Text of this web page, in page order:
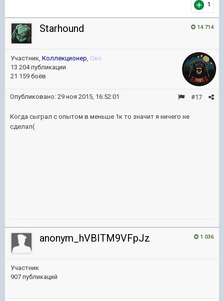
1
14 714
Starhound
Участник, Коллекционер, Око
13 204 публикации
21 159 боёв
#17
Опубликовано: 29 ноя 2015, 16:52:01
Когда сыграл с опытом в меньше 1к то значит я ничего не
сделал(
1 036
anonym_hVBITM9VFpJz
Участник
907 публикаций